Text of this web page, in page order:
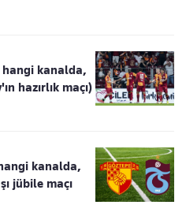
kanalda,
hazırlık maçı)
kanalda,
jübile maçı